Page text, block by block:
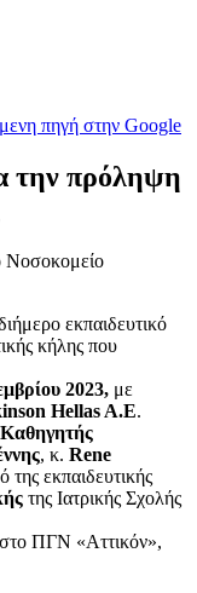
πηγή στην Google
την πρόληψη
Νοσοκομείο
εκπαιδευτικό
κήλης που
2023, με
Hellas A.E.
Καθηγητής
, κ. Rene
της εκπαιδευτικής
της Ιατρικής Σχολής
στο ΠΓΝ «Αττικόν»,